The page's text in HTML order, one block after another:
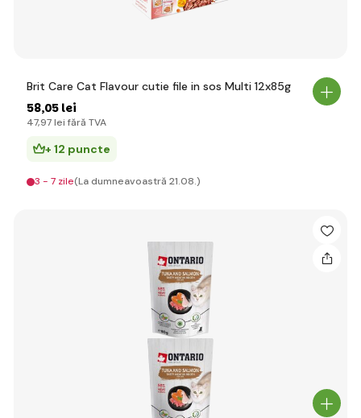
Brit Care Cat Flavour cutie file in sos Multi 12x85g
58,05 lei
47,97 lei fără TVA
+ 12 puncte
3 - 7 zile(La dumneavoastră 21.08.)